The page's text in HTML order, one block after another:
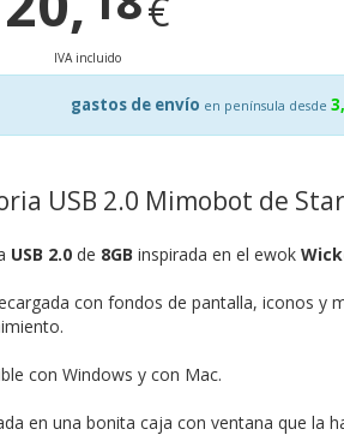
€
IVA incluido
gastos de envío en península desde
USB 2.0 Mimobot de
USB 2.0de 8GB inspirada en el ewok
con fondos de pantalla, iconos y
con Windows y con Mac.
en una bonita caja con ventana que la